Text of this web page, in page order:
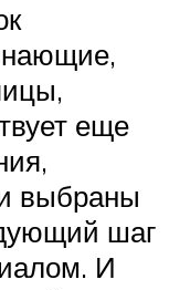
еще
выбраны
шаг
И